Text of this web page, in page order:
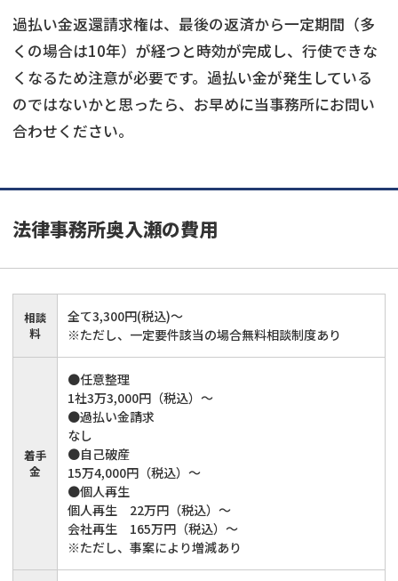
過払い金返還請求権は、最後の返済から一定期間（多
くの場合は10年）が経つと時効が完成し、行使できな
くなるため注意が必要です。過払い金が発生している
のではないかと思ったら、お早めに当事務所にお問い
合わせください。
法律事務所奥入瀬の費用
相談
料
全て3,300円(税込)～
※ただし、一定要件該当の場合無料相談制度あり
着手
金
●任意整理
1社3万3,000円（税込）～
●過払い金請求
なし
●自己破産
15万4,000円（税込）～
●個人再生
個人再生 22万円（税込）～
会社再生 165万円（税込）～
※ただし、事案により増減あり